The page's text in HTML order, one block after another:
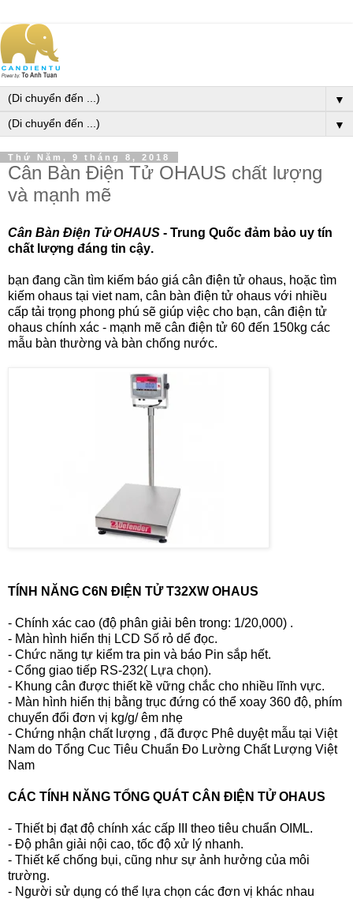
▼
▼
Thứ Năm, 9 tháng 8, 2018
Cân Bàn Điện Tử OHAUS chất lượng
và mạnh mẽ
Cân Bàn Điện Tử OHAUS - Trung Quốc đảm bảo uy tín
chất lượng đáng tin cậy.
bạn đang cần tìm kiếm báo giá cân điện tử ohaus, hoặc tìm
kiếm ohaus tại viet nam, cân bàn điện tử ohaus với nhiều
cấp tải trọng phong phú sẽ giúp việc cho bạn, cân điện tử
ohaus chính xác - mạnh mẽ cân điện tử 60 đến 150kg các
mẫu bàn thường và bàn chống nước.
TÍNH NĂNG C6N ĐIỆN TỬ T32XW OHAUS
- Chính xác cao (độ phân giải bên trong: 1/20,000) .
- Màn hình hiển thị LCD Số rỏ dể đọc.
- Chức năng tự kiểm tra pin và báo Pin sắp hết.
- Cổng giao tiếp RS-232( Lựa chọn).
- Khung cân được thiết kề vững chắc cho nhiều lĩnh vực.
- Màn hình hiển thị bằng trục đứng có thể xoay 360 độ, phím
chuyển đổi đơn vị kg/g/ êm nhẹ
- Chứng nhận chất lượng , đã được Phê duyệt mẫu tại Việt
Nam do Tổng Cuc Tiêu Chuẩn Đo Lường Chất Lượng Việt
Nam
CÁC TÍNH NĂNG TỔNG QUÁT CÂN ĐIỆN TỬ OHAUS
- Thiết bị đạt độ chính xác cấp III theo tiêu chuẩn OIML.
- Độ phân giải nội cao, tốc độ xử lý nhanh.
- Thiết kế chống bụi, cũng như sự ảnh hưởng của môi
trường.
- Người sử dụng có thể lựa chọn các đơn vị khác nhau